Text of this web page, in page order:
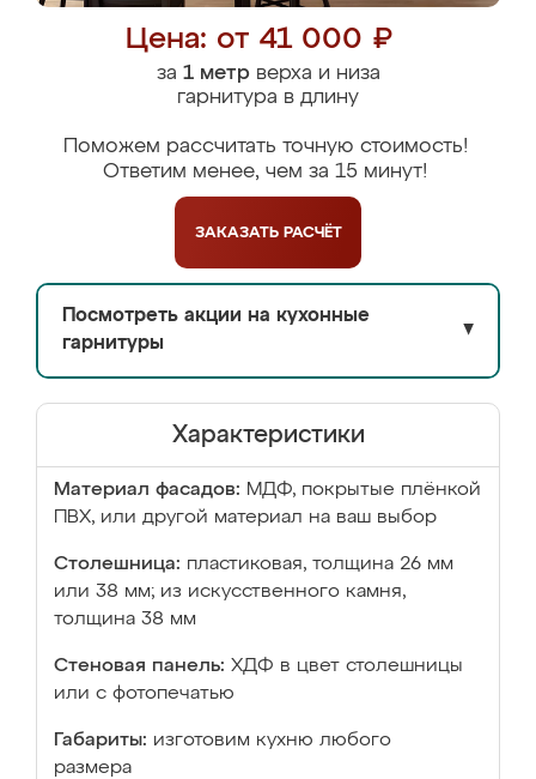
Цена: от 41 000 ₽
за 1 метрверха и низа
гарнитура в длину
Поможем рассчитать точную стоимость!
Ответим менее, чем за 15 минут!
ЗАКАЗАТЬ РАСЧЁТ
Посмотреть акции на кухонные
гарнитуры
▼
Характеристики
Материал фасадов: МДФ, покрытые плёнкой
ПВХ, или другой материал на ваш выбор
Столешница: пластиковая, толщина 26 мм
или 38 мм; из искусственного камня,
толщина 38 мм
Стеновая панель: ХДФ в цвет столешницы
или с фотопечатью
Габариты: изготовим кухню любого
размера